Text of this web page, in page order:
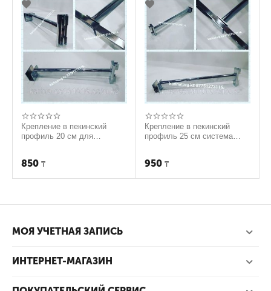
Крепление в пекинский
профиль 20 см для
850 ₸
Крепление в пекинский
профиль 25 см система
950 ₸
МОЯ УЧЕТНАЯ ЗАПИСЬ
ИНТЕРНЕТ-МАГАЗИН